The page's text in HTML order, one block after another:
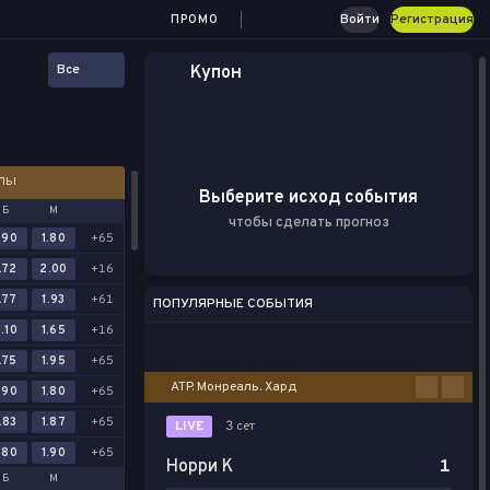
ПРОМО Войти Регистрация
Все
Б М
1.80
+65
2.00
+16
1.93
+61
1.65
+16
1.95
+65
1.80
+65
1.87
+65
1.90 +65
Б М
Купон
Выберите исход события
чтобы сделать прогноз
ПОПУЛЯРНЫЕ СОБЫТИЯ
ATP. Монреаль. Хард
LIVE 3 сет
Норри К
1